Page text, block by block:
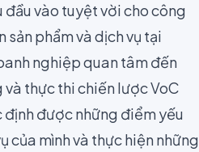
đầu vào tuyệt vời cho công
phẩm và dịch vụ tại
nghiệp quan tâm đến
và thực thi chiến lược VoC
định được những điểm yếu
của mình và thực hiện những